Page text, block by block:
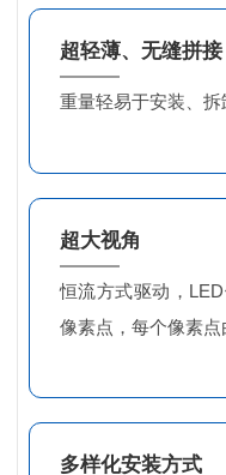
超轻薄、无缝拼接
重量轻易于安装、拆
超大视角
恒流方式驱动，
像素点，每个像素点
多样化安装方式